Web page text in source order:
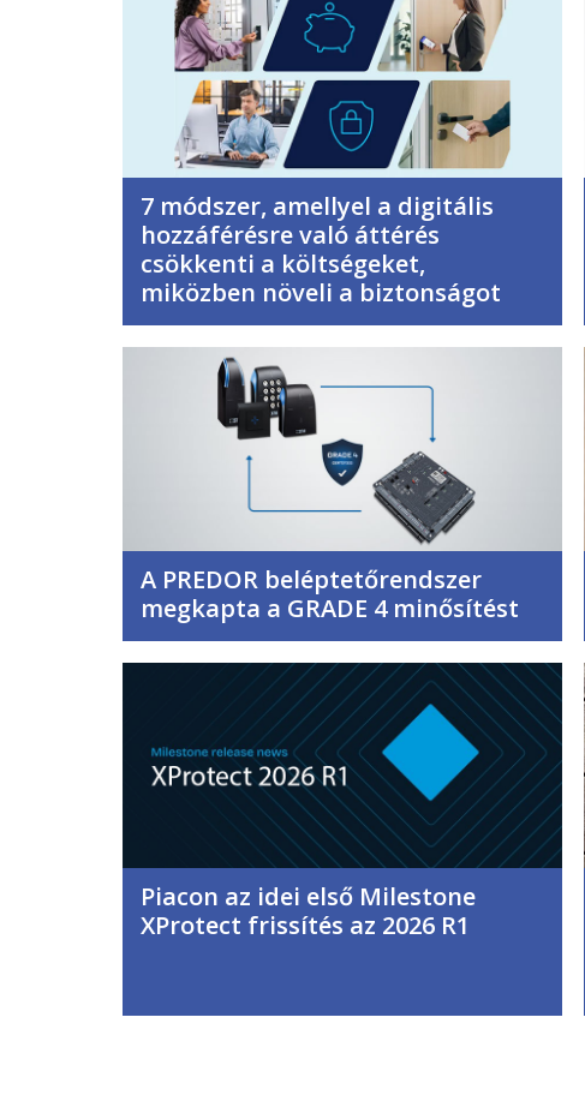
7 módszer, amellyel a digitális
hozzáférésre való áttérés
csökkenti a költségeket,
miközben növeli a biztonságot
A PREDOR beléptetőrendszer
megkapta a GRADE 4 minősítést
Piacon az idei első Milestone
XProtect frissítés az 2026 R1